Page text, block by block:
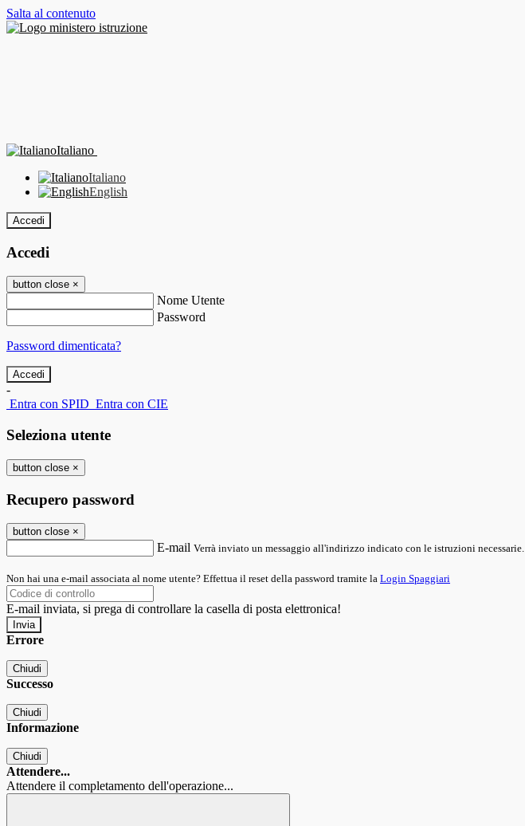
Salta al contenuto
Italiano
Italiano
English
Accedi
Accedi
button close ×
Nome Utente
Password
Password dimenticata?
-
Entra con SPID Entra con CIE
Seleziona utente
button close ×
Recupero password
button close ×
E-mail Verrà inviato un messaggio all'indirizzo indicato con le istruzioni necessarie.
Non hai una e-mail associata al nome utente? Effettua il reset della password tramite la Login Spaggiari
E-mail inviata, si prega di controllare la casella di posta elettronica!
Errore
Chiudi
Successo
Chiudi
Informazione
Chiudi
Attendere...
Attendere il completamento dell'operazione...